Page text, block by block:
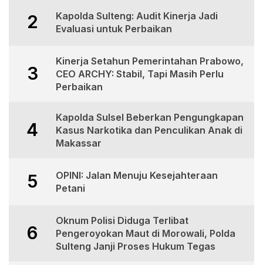
2
Kapolda Sulteng: Audit Kinerja Jadi
Evaluasi untuk Perbaikan
3
Kinerja Setahun Pemerintahan Prabowo,
CEO ARCHY: Stabil, Tapi Masih Perlu
Perbaikan
4
Kapolda Sulsel Beberkan Pengungkapan
Kasus Narkotika dan Penculikan Anak di
Makassar
5
OPINI: Jalan Menuju Kesejahteraan
Petani
6
Oknum Polisi Diduga Terlibat
Pengeroyokan Maut di Morowali, Polda
Sulteng Janji Proses Hukum Tegas